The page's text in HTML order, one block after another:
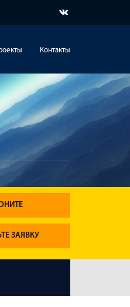
Контакты
ЗАЯВКУ